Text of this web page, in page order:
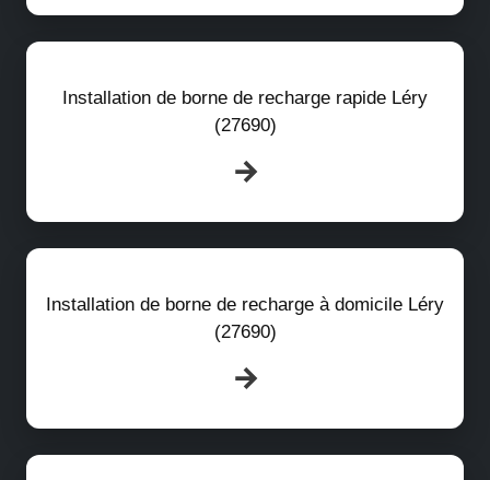
Installation de borne de recharge rapide Léry
(27690)
Installation de borne de recharge à domicile Léry
(27690)